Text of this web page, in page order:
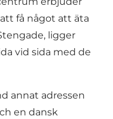
få något att äta
ligger
vid sida med de
annat adressen
en dansk